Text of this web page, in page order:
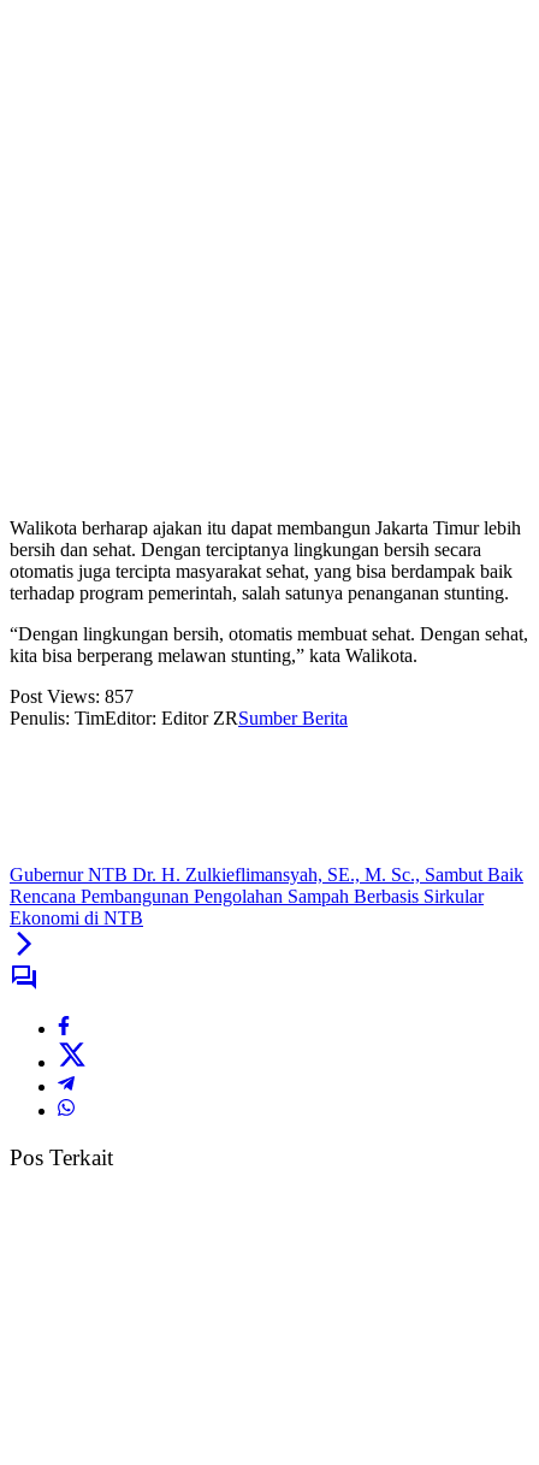
Walikota berharap ajakan itu dapat membangun Jakarta Timur lebih
bersih dan sehat. Dengan terciptanya lingkungan bersih secara
otomatis juga tercipta masyarakat sehat, yang bisa berdampak baik
terhadap program pemerintah, salah satunya penanganan stunting.
“Dengan lingkungan bersih, otomatis membuat sehat. Dengan sehat,
kita bisa berperang melawan stunting,” kata Walikota.
Post Views: 857
Penulis: TimEditor: Editor ZRSumber Berita
Gubernur NTB Dr. H. Zulkieflimansyah, SE., M. Sc., Sambut Baik
Rencana Pembangunan Pengolahan Sampah Berbasis Sirkular
Ekonomi di NTB
Pos Terkait